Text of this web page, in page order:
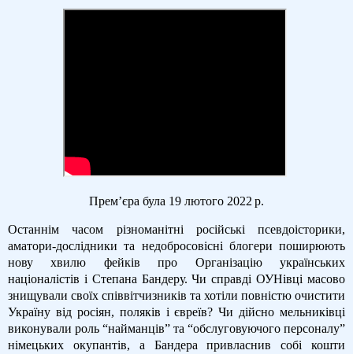
Прем’єра була 19 лютого 2022 р.
Останнім часом різноманітні російські псевдоісторики,
аматори-дослідники та недобросовісні блогери поширюють
нову хвилю фейків про Організацію українських
націоналістів і Степана Бандеру. Чи справді ОУНівці масово
знищували своїх співвітчизників та хотіли повністю очистити
Україну від росіян, поляків і євреїв? Чи дійсно мельниківці
виконували роль “найманців” та “обслуговуючого персоналу”
німецьких окупантів, а Бандера привласнив собі кошти